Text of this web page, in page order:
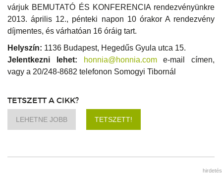
várjuk BEMUTATÓ ÉS KONFERENCIA rendezvényünkre
2013. április 12., pénteki napon 10 órakor A rendezvény
díjmentes, és várhatóan 16 óráig tart.
Helyszín: 1136 Budapest, Hegedűs Gyula utca 15.
Jelentkezni lehet:
honnia@honnia.come-mail címen,
vagy a 20/248-8682 telefonon Somogyi Tibornál
TETSZETT A CIKK?
LEHETNE JOBB TETSZETT!
hirdetés